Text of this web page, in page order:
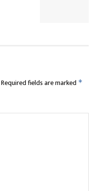
Required fields are marked *